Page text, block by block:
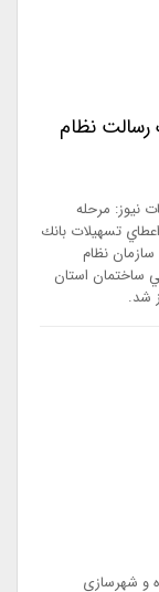
رسالت نظام
نیوز: مرحله
تسهيلات بانك
نظام
ساختمان استان
شد.
و شهرسازی